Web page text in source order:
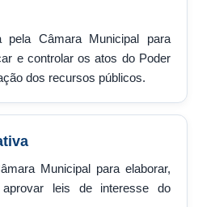
pela Câmara Municipal para
e controlar os atos do Poder
dos recursos públicos.
Municipal para elaborar,
leis de interesse do